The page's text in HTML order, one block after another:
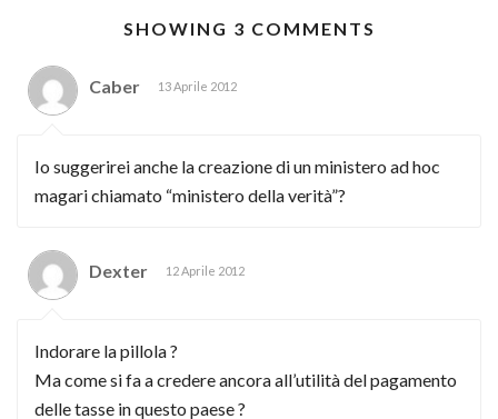
SHOWING 3 COMMENTS
Caber 13 Aprile 2012
Io suggerirei anche la creazione di un ministero ad hoc
magari chiamato “ministero della verità”?
Dexter 12 Aprile 2012
Indorare la pillola ?
Ma come si fa a credere ancora all’utilità del pagamento
delle tasse in questo paese ?